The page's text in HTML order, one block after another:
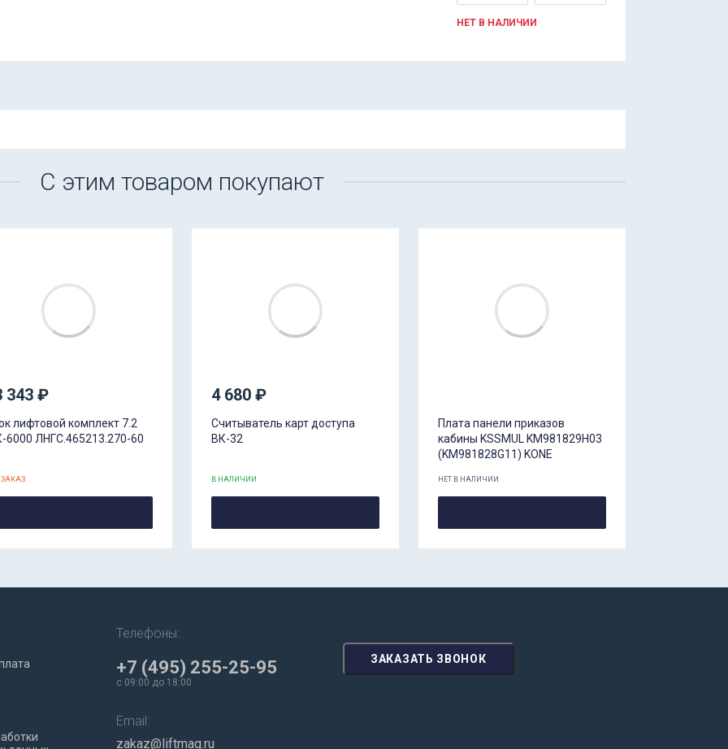
НЕТ В НАЛИЧИИ
С этим товаром покупают
343 ₽
лифтовой комплект 7.2
6000 ЛНГС.465213.270-60
ЗАКАЗ
4 680 ₽
Считыватель карт доступа
ВК-32
В НАЛИЧИИ
Плата панели приказов
кабины KSSMUL KM981829H03
(KM981828G11) KONE
НЕТ В НАЛИЧИИ
Телефоны:
+7 (495) 255-25-95
c 09:00 до 18:00
Email:
zakaz@liftmag.ru
ЗАКАЗАТЬ ЗВОНОК